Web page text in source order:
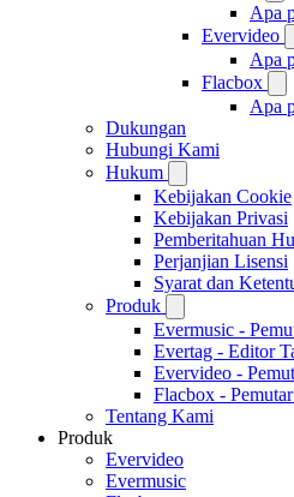
Apa
Evervideo
Apa
Flacbox
Apa
Dukungan
Hubungi Kami
Hukum
Kebijakan Cookie
Kebijakan Privasi
Pemberitahuan
Perjanjian Lisensi
Syarat dan
Produk
Evermusic -
Evertag - Editor
Evervideo -
Flacbox -
Tentang Kami
Produk
Evervideo
Evermusic